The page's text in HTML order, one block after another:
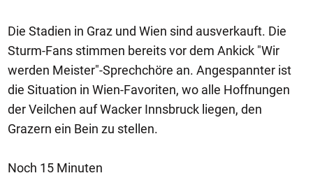
Die Stadien in Graz und Wien sind ausverkauft. Die
Sturm-Fans stimmen bereits vor dem Ankick "Wir
werden Meister"-Sprechchöre an. Angespannter ist
die Situation in Wien-Favoriten, wo alle Hoffnungen
der Veilchen auf Wacker Innsbruck liegen, den
Grazern ein Bein zu stellen.
Noch 15 Minuten